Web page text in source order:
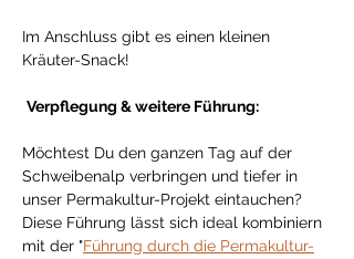
Im Anschluss gibt es einen kleinen
Kräuter-Snack!
Verpflegung & weitere Führung:
Möchtest Du den ganzen Tag auf der
Schweibenalp verbringen und tiefer in
unser Permakultur-Projekt eintauchen?
Diese Führung lässt sich ideal kombiniern
mit der "Führung durch die Permakultur-